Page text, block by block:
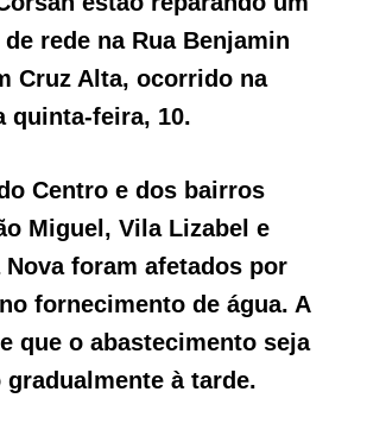
rede na Rua Benjamin
Cruz Alta, ocorrido na
quinta-feira, 10.
Centro e dos bairros
Miguel, Vila Lizabel e
foram afetados por
fornecimento de água. A
que o abastecimento seja
à tarde.